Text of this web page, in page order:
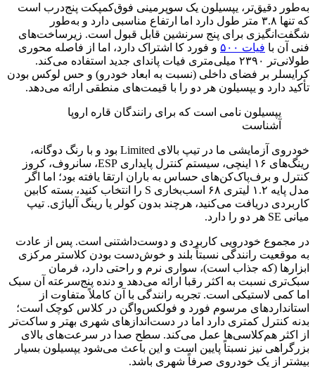
به‌طور دقیق‌تر، یپسيلون یک سوپرمینی فوق‌کمپکت پنج‌درب است
که تنها ۳.۸ متر طول دارد اما ارتفاع مناسبی دارد و به‌طور
شگفت‌انگیزی برای پنج سرنشین قابل قبول است. زیرساخت‌های
فنی آن با فیات ۵۰۰
و فورد کا اشتراک دارد، اما از فاصله محوری
طولانی‌تر ۲۳۹۰ میلی‌متری فیات پاندای جدید استفاده می‌کند.
کرایسلر بر فضای داخلی (نسبت به ابعاد خودرو) و حس لوکس بودن
تأکید دارد و یپسيلون هر دو را با قیمت‌های منطقی ارائه می‌دهد.
یپسيلون نامی است که برای رانندگان قاره اروپا
آشناست
خودروی آزمایشی ما در تیپ بالای Limited بود و با رنگ دوگانه،
رینگ‌های ۱۶ اینچی، سیستم کنترل پایداری ESP، سانروف، کروز
کنترل و برف‌پاک‌کن‌های حساس به باران ارتقا یافته بود؛ اما اگر
مدل پایه ۱.۲ لیتری ۶۸ اسب‌بخاری S را انتخاب کنید، بسته کابین
کاربردی دریافت می‌کنید، هرچند بدون کولر یا رینگ آلیاژی. تیپ
میانی SE هر دو را دارد.
در مجموع خودرویی کاربردی و دوست‌داشتنی است. پس از عادت
به موقعیت رانندگی نسبتاً بلند و خوش‌دست بودن کلاستر مرکزی
ابزارها (که جذاب است)، سواری نرم و راحتی دارد، فرمان
سبک‌تری نسبت به اکثر رقبا ارائه می‌دهد و دنده پنج‌سرعته آن سبک
اما کمی لاستیکی است. تجربه رانندگی با آن کاملاً متفاوت از
استانداردهای مرسوم فورد و فولکس‌واگن در کلاس کوچک است؛
بدنه کنترل کمتری دارد اما در دست‌اندازهای شهری بهتر و ساکت‌تر
از اکثر هم‌کلاسی‌ها عمل می‌کند. سطح صدا در سرعت‌های بالای
بزرگراهی نیز نسبتاً پایین است و این باعث می‌شود یپسيلون بسیار
بیشتر از یک خودروی صرفاً شهری باشد.